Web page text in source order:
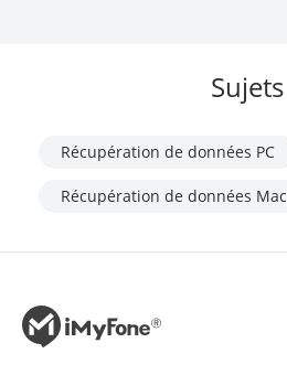
Sujets
Récupération de données PC
Récupération de données Mac